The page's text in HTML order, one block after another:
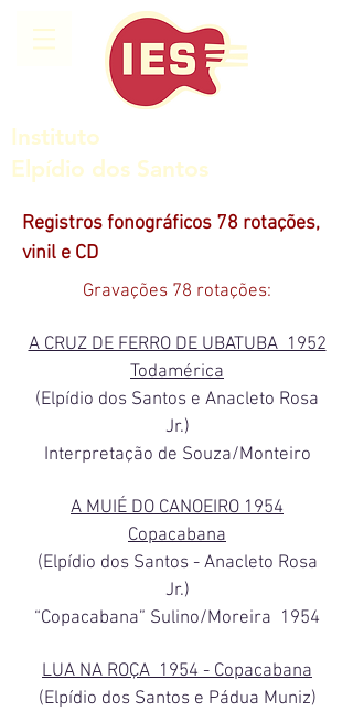
Instituto
Elpídio dos Santos
Registros fonográficos 78 rotações,
vinil e CD
Gravações 78 rotações:
A CRUZ DE FERRO DE UBATUBA 1952
Todamérica
(Elpídio dos Santos e Anacleto Rosa
Jr.)
Interpretação de Souza/Monteiro
A MUIÉ DO CANOEIRO 1954
Copacabana
(Elpídio dos Santos - Anacleto Rosa
Jr.)
“Copacabana” Sulino/Moreira 1954
LUA NA ROÇA 1954 - Copacabana
(Elpídio dos Santos e Pádua Muniz)